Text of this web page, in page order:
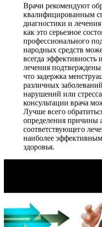
Врачи рекомендуют
квалифицированным
диагностики и
как это серьезное
профессионального
народных средств
всегда эффективность
лечения
что задержка
различных
нарушений или
консультации врача
Лучше всего
определения причины
соответствующего
наиболее
здоровья.